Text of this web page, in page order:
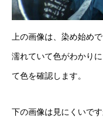
上の画像は、染め始め
濡れていて色がわかり
て色を確認します。
下の画像は見にくいで